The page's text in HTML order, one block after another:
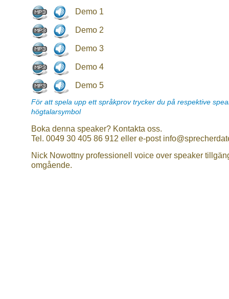
Demo 1
Demo 2
Demo 3
Demo 4
Demo 5
För att spela upp ett språkprov trycker du på respektive
högtalarsymbol
Boka denna speaker? Kontakta oss.
Tel. 0049 30 405 86 912 eller e-post
Nick Nowottny professionell voice over speaker
omgående.